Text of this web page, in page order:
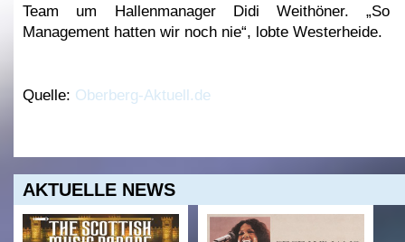
Team um Hallenmanager Didi Weithöner. „So
Management hatten wir noch nie“, lobte Westerheide.
Quelle: Oberberg-Aktuell.de
AKTUELLE NEWS